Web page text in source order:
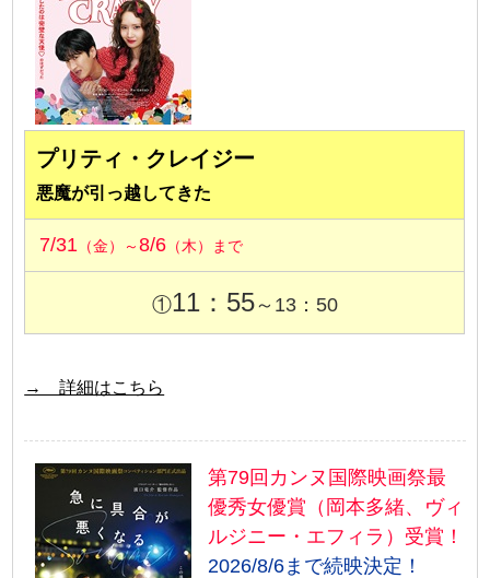
プリティ・クレイジー
悪魔が引っ越してきた
7/31 （金）～8/6 （木）まで
①11：55～13：50
→ 詳細はこちら
第79回カンヌ国際映画祭最
優秀女優賞（岡本多緒、ヴィ
ルジニー・エフィラ）受賞！
2026/8/6まで続映決定！